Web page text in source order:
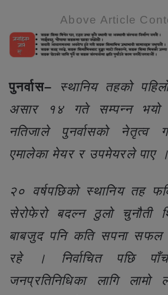
Above Article
पुनर्वास–
स्थानिय तहको
असार १४ गते सम्पन्न भयो
नतिजाले पुनर्वासको नेतृत्व
एमालेका मेयर र उपमेयरले पाए ।
२० वर्षपछिको स्थानिय तह
सेरोफेरो बदल्न ठुलो चुनौती
बाबजुद पनि कति सपना
रहे । निर्वाचित पछि
जनप्रतिनिधिका लागि लामो